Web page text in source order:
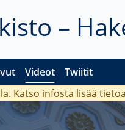
–
Videot Twiitit
Katso infosta lisää